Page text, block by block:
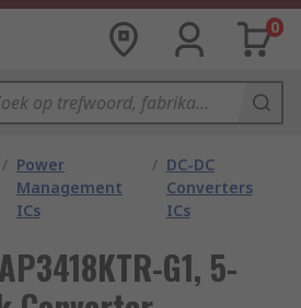
0
/ Power
Management
ICs
/ DC-DC
Converters
ICs
G1, 5-